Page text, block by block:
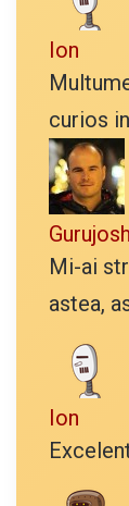
Ion
curios
Gurujosh
Mi-ai
astea,
Ion